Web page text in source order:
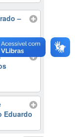
–
Eduardo